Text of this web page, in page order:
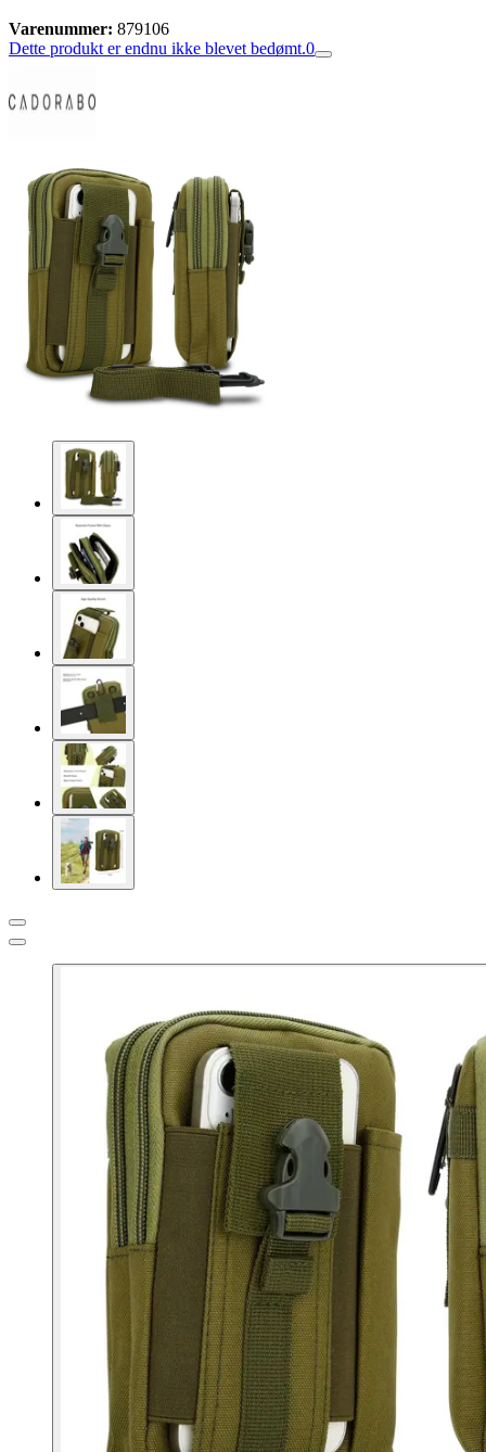
Varenummer: 879106
Dette produkt er endnu ikke blevet bedømt.0